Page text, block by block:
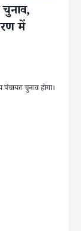
में
चुनाव होगा।